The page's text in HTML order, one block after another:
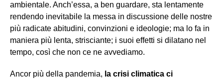
ambientale. Anch’essa, a ben guardare, sta lentamente
rendendo inevitabile la messa in discussione delle nostre
più radicate abitudini, convinzioni e ideologie; ma lo fa in
maniera più lenta, strisciante; i suoi effetti si dilatano nel
tempo, così che non ce ne avvediamo.
Ancor più della pandemia, la crisi climatica ci